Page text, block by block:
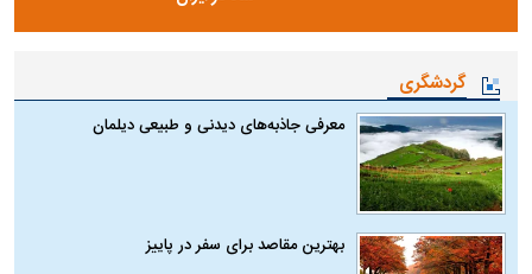
گردشگری
معرفی جاذبه‌های دیدنی و طبیعی دیلمان
بهترین مقاصد برای سفر در پاییز